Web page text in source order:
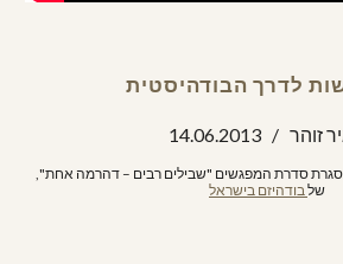
לדרך הבודהיסטית
זוהר   /   1 4.06.2013
של בודהיזם בישראל